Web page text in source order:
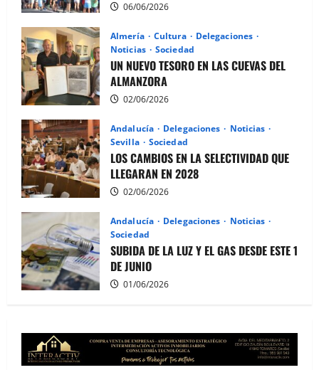
06/06/2026
Almería Cultura
Delegaciones
Noticias
Sociedad
UN NUEVO TESORO EN LAS CUEVAS DEL
ALMANZORA
02/06/2026
Andalucía Delegaciones
Noticias
Sevilla
Sociedad
LOS CAMBIOS EN LA SELECTIVIDAD QUE
LLEGARAN EN 2028
02/06/2026
Andalucía Delegaciones
Noticias
Sociedad
SUBIDA DE LA LUZ Y EL GAS DESDE ESTE 1
DE JUNIO
01/06/2026